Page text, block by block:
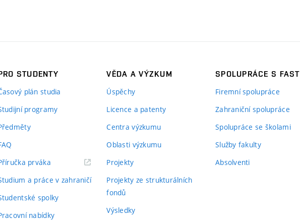
STUDENTY
plán studia
programy
prváka(externí
a práce v zahraničí
spolky
nabídky
VĚDA A VÝZKUM
Úspěchy
Licence a patenty
Centra výzkumu
Oblasti výzkumu
Projekty
Projekty ze strukturálních
fondů
Výsledky
SPOLUPRÁCE S FAST
Firemní spolupráce
Zahraniční spolupráce
Spolupráce se školami
Služby fakulty
Absolventi